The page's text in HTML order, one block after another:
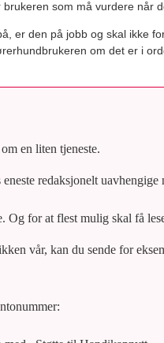
som må vurdere når
er den på jobb og skal ikke
om det er i
en liten tjeneste.
redaksjonelt
Og for at flest mulig skal få
vår, kan du sende for